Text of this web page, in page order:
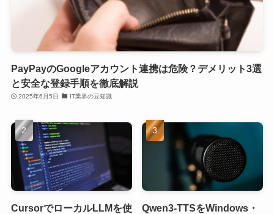
PayPayのGoogleアカウント連携は危険？デメリット3選
と安全な登録手順を徹底解説
2025年6月5日 IT業界の豆知識
CursorでローカルLLMを使
Qwen3-TTSをWindows・